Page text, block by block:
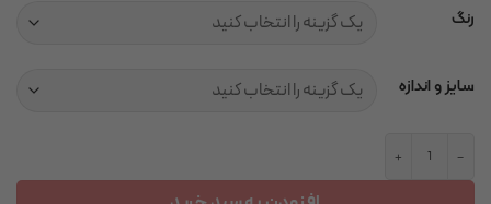
رنگ
سایز و اندازه
تیشرت نخی برند پریمارک عدد